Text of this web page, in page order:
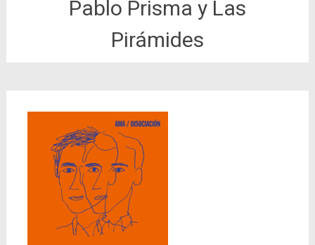
Pablo Prisma y Las
Pirámides